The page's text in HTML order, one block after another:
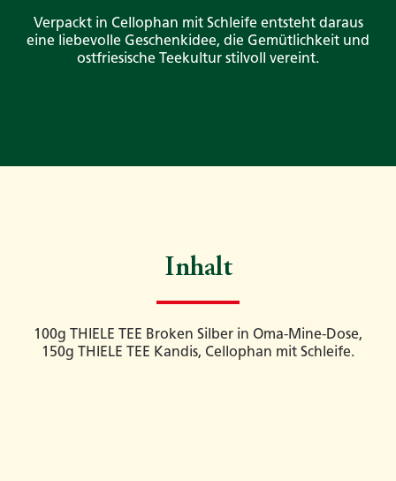
Verpackt in Cellophan mit Schleife entsteht daraus
eine liebevolle Geschenkidee, die Gemütlichkeit und
ostfriesische Teekultur stilvoll vereint.
Inhalt
100g THIELE TEE Broken Silber in Oma-Mine-Dose,
150g THIELE TEE Kandis, Cellophan mit Schleife.